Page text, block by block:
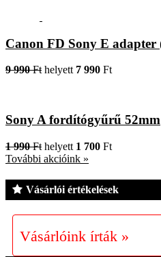
Canon FD Sony E
9 990 Fthelyett 7 990 Ft
Sony A fordítógyűrű 52mm
1 990 Ft helyett 1 700 Ft
További akcióink »
Vásárlói értékelések
Vásárlóink írták »